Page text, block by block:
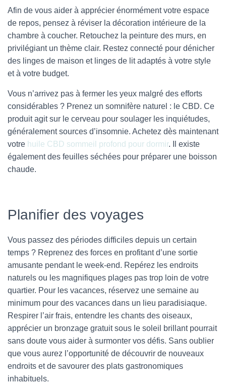
Afin de vous aider à apprécier énormément votre espace
de repos, pensez à réviser la décoration intérieure de la
chambre à coucher. Retouchez la peinture des murs, en
privilégiant un thème clair. Restez connecté pour dénicher
des linges de maison et linges de lit adaptés à votre style
et à votre budget.
Vous n’arrivez pas à fermer les yeux malgré des efforts
considérables ? Prenez un somnifère naturel : le CBD. Ce
produit agit sur le cerveau pour soulager les inquiétudes,
généralement sources d’insomnie. Achetez dès maintenant
votre huile CBD sommeil profond pour dormir. Il existe
également des feuilles séchées pour préparer une boisson
chaude.
Planifier des voyages
Vous passez des périodes difficiles depuis un certain
temps ? Reprenez des forces en profitant d’une sortie
amusante pendant le week-end. Repérez les endroits
naturels ou les magnifiques plages pas trop loin de votre
quartier. Pour les vacances, réservez une semaine au
minimum pour des vacances dans un lieu paradisiaque.
Respirer l’air frais, entendre les chants des oiseaux,
apprécier un bronzage gratuit sous le soleil brillant pourrait
sans doute vous aider à surmonter vos défis. Sans oublier
que vous aurez l’opportunité de découvrir de nouveaux
endroits et de savourer des plats gastronomiques
inhabituels.